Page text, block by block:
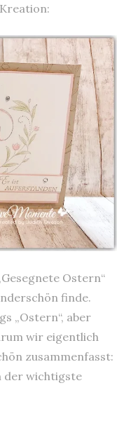
Ostern“
finde.
„Ostern“, aber
wir eigentlich
zusammenfasst:
der wichtigste